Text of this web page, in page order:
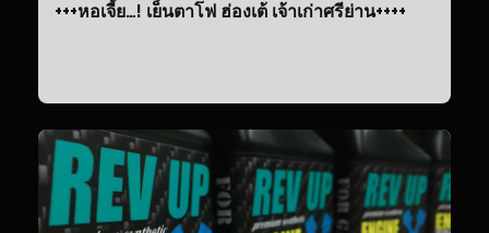
+++หอเจี้ย…! เย็นตาโฟ ฮ่องเต้ เจ้าเก่าศรีย่าน++++